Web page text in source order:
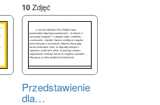
10 Zdjęć
Przedstawienie
dla…